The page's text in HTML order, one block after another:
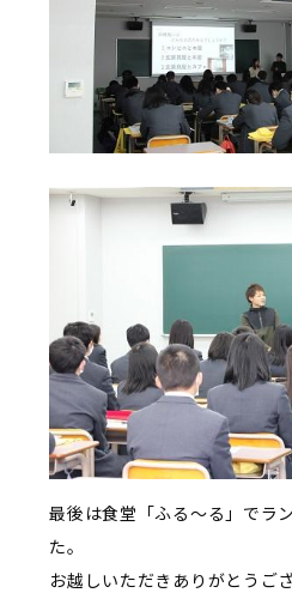
最後は食堂「ふる～る」でラ
た。
お越しいただきありがとうご